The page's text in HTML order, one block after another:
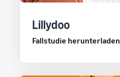
Lillydoo
Fallstudie herunterladen